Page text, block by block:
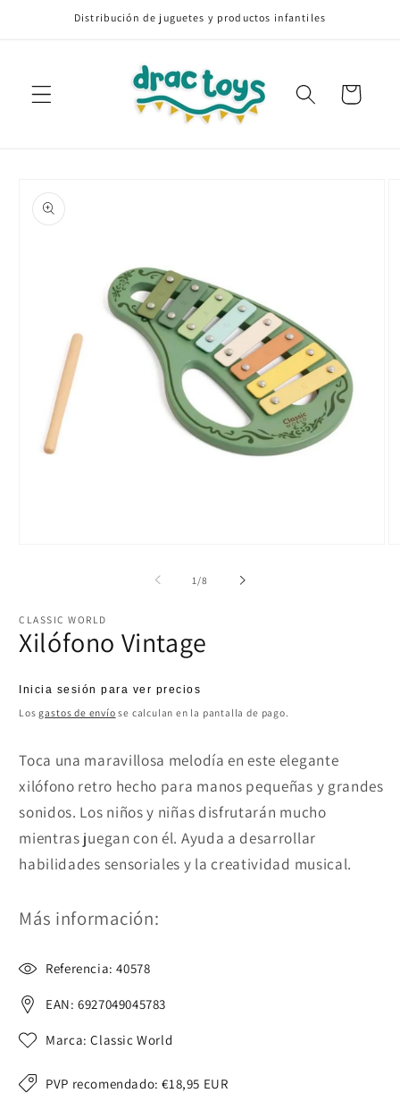
directamenteDistribución de juguetes y productos infantiles
Carrito
a la
información
del producto
una
ventana
modal
1 /de
8
CLASSIC WORLD
Xilófono Vintage
Precio
habitual
Inicia sesión para ver precios
Losgastos de envío se calculan en la pantalla de pago.
Toca una maravillosa melodía en este elegante
xilófono retro hecho para manos pequeñas y grandes
sonidos. Los niños y niñas disfrutarán mucho
mientras juegan con él. Ayuda a desarrollar
habilidades sensoriales y la creatividad musical.
Más información:
Referencia: 40578
EAN: 6927049045783
Marca: Classic World
PVP recomendado:€18,95 EUR